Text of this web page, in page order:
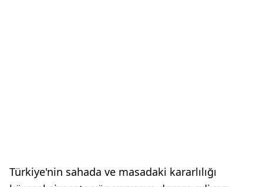
Türkiye'nin sahada ve masadaki kararlılığı